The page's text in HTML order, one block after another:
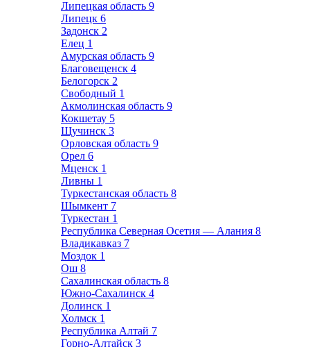
Липецкая область 9
Липецк 6
Задонск 2
Елец 1
Амурская область 9
Благовещенск 4
Белогорск 2
Свободный 1
Акмолинская область 9
Кокшетау 5
Щучинск 3
Орловская область 9
Орел 6
Мценск 1
Ливны 1
Туркестанская область 8
Шымкент 7
Туркестан 1
Республика Северная Осетия — Алания 8
Владикавказ 7
Моздок 1
Ош 8
Сахалинская область 8
Южно-Сахалинск 4
Долинск 1
Холмск 1
Республика Алтай 7
Горно-Алтайск 3